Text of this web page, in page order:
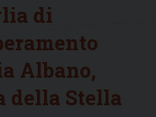
di
Albano,
della Stella